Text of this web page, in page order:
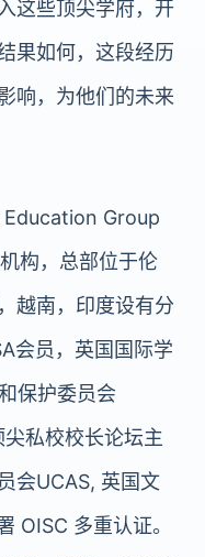
这些顶尖学府，开
果如何，这段经历
响，为他们的未来
Group
构，总部位于伦
越南，印度设有分
会员，英国国际学
保护委员会
私校校长论坛主
会UCAS, 英国文
OISC 多重认证。